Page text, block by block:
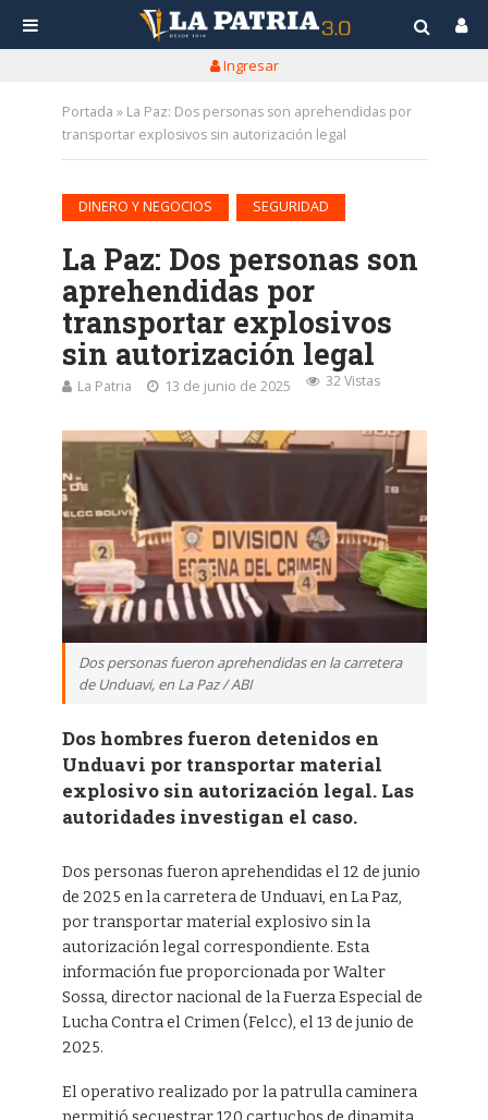
Ingresar
Portada » La Paz: Dos personas son aprehendidas por
transportar explosivos sin autorización legal
DINERO Y NEGOCIOS SEGURIDAD
La Paz: Dos personas son
aprehendidas por
transportar explosivos
sin autorización legal
La Patria 13 de junio de 2025 32 Vistas
Dos personas fueron aprehendidas en la carretera
de Unduavi, en La Paz / ABI
Dos hombres fueron detenidos en
Unduavi por transportar material
explosivo sin autorización legal. Las
autoridades investigan el caso.
Dos personas fueron aprehendidas el 12 de junio
de 2025 en la carretera de Unduavi, en La Paz,
por transportar material explosivo sin la
autorización legal correspondiente. Esta
información fue proporcionada por Walter
Sossa, director nacional de la Fuerza Especial de
Lucha Contra el Crimen (Felcc), el 13 de junio de
2025.
El operativo realizado por la patrulla caminera